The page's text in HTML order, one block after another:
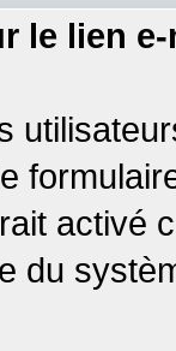
le lien
activé
du